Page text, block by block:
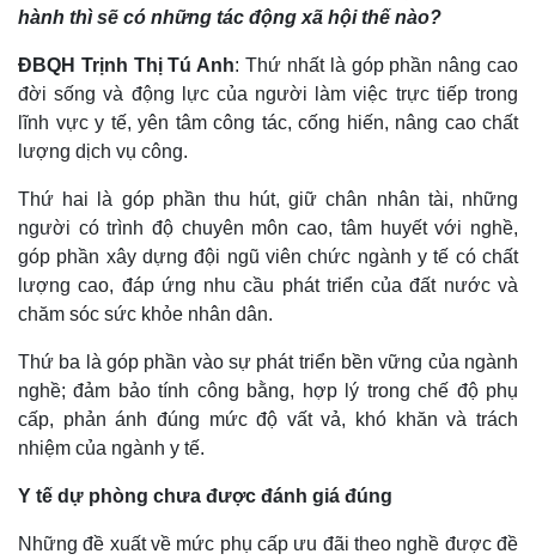
Thể thao
Bóng đá
Lịch thi đấu bóng đá
Thế giới thể thao
eSports
Hậu trường
Ô tô
Xe máy
Tư vấn
hành thì sẽ có những tác động xã hội thế nào?
ĐBQH Trịnh Thị Tú Anh: Thứ nhất là góp phần nâng cao
đời sống và động lực của người làm việc trực tiếp trong
lĩnh vực y tế, yên tâm công tác, cống hiến, nâng cao chất
lượng dịch vụ công.
Thứ hai là góp phần thu hút, giữ chân nhân tài, những
người có trình độ chuyên môn cao, tâm huyết với nghề,
góp phần xây dựng đội ngũ viên chức ngành y tế có chất
lượng cao, đáp ứng nhu cầu phát triển của đất nước và
chăm sóc sức khỏe nhân dân.
Thứ ba là góp phần vào sự phát triển bền vững của ngành
nghề; đảm bảo tính công bằng, hợp lý trong chế độ phụ
cấp, phản ánh đúng mức độ vất vả, khó khăn và trách
nhiệm của ngành y tế.
Y tế dự phòng chưa được đánh giá đúng
Những đề xuất về mức phụ cấp ưu đãi theo nghề được đề